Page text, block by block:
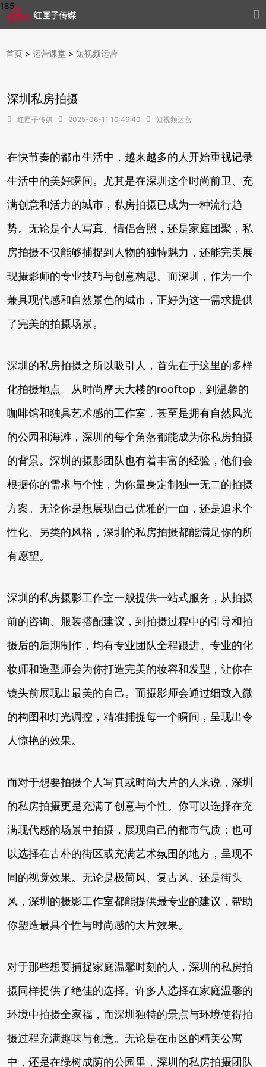
185

首页 > 运营课堂 > 短视频运营
深圳私房拍摄
 红匣子传媒  2025-06-11 10:49:40  短视频运营
在快节奏的都市生活中，越来越多的人开始重视记录
生活中的美好瞬间。尤其是在深圳这个时尚前卫、充
满创意和活力的城市，私房拍摄已成为一种流行趋
势。无论是个人写真、情侣合照，还是家庭团聚，私
房拍摄不仅能够捕捉到人物的独特魅力，还能完美展
现摄影师的专业技巧与创意构思。而深圳，作为一个
兼具现代感和自然景色的城市，正好为这一需求提供
了完美的拍摄场景。
深圳的私房拍摄之所以吸引人，首先在于这里的多样
化拍摄地点。从时尚摩天大楼的rooftop，到温馨的
咖啡馆和独具艺术感的工作室，甚至是拥有自然风光
的公园和海滩，深圳的每个角落都能成为你私房拍摄
的背景。深圳的摄影团队也有着丰富的经验，他们会
根据你的需求与个性，为你量身定制独一无二的拍摄
方案。无论你是想展现自己优雅的一面，还是追求个
性化、另类的风格，深圳的私房拍摄都能满足你的所
有愿望。
深圳的私房摄影工作室一般提供一站式服务，从拍摄
前的咨询、服装搭配建议，到拍摄过程中的引导和拍
摄后的后期制作，均有专业团队全程跟进。专业的化
妆师和造型师会为你打造完美的妆容和发型，让你在
镜头前展现出最美的自己。而摄影师会通过细致入微
的构图和灯光调控，精准捕捉每一个瞬间，呈现出令
人惊艳的效果。
而对于想要拍摄个人写真或时尚大片的人来说，深圳
的私房拍摄更是充满了创意与个性。你可以选择在充
满现代感的场景中拍摄，展现自己的都市气质；也可
以选择在古朴的街区或充满艺术氛围的地方，呈现不
同的视觉效果。无论是极简风、复古风、还是街头
风，深圳的摄影工作室都能提供最专业的建议，帮助
你塑造最具个性与时尚感的大片效果。
对于那些想要捕捉家庭温馨时刻的人，深圳的私房拍
摄同样提供了绝佳的选择。许多人选择在家庭温馨的
环境中拍摄全家福，而深圳独特的景点与环境使得拍
摄过程充满趣味与创意。无论是在市区的精美公寓
中，还是在绿树成荫的公园里，深圳的私房拍摄团队